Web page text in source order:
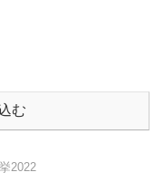
む
2022